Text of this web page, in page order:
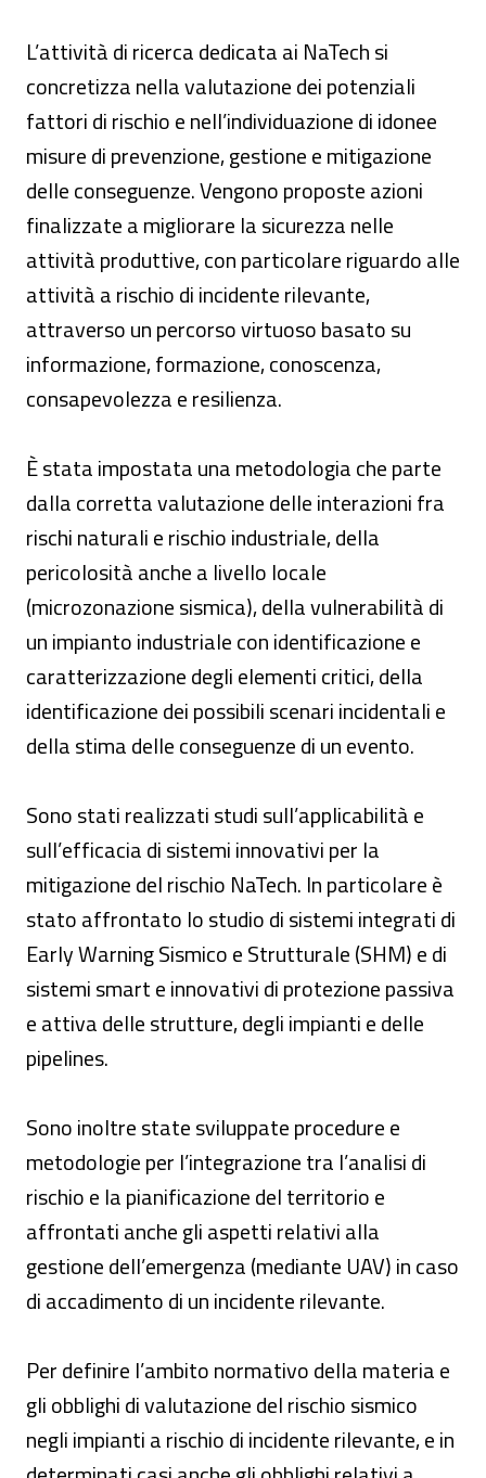
L’attività di ricerca dedicata ai NaTech si
concretizza nella valutazione dei potenziali
fattori di rischio e nell’individuazione di idonee
misure di prevenzione, gestione e mitigazione
delle conseguenze. Vengono proposte azioni
finalizzate a migliorare la sicurezza nelle
attività produttive, con particolare riguardo alle
attività a rischio di incidente rilevante,
attraverso un percorso virtuoso basato su
informazione, formazione, conoscenza,
consapevolezza e resilienza.
È stata impostata una metodologia che parte
dalla corretta valutazione delle interazioni fra
rischi naturali e rischio industriale, della
pericolosità anche a livello locale
(microzonazione sismica), della vulnerabilità di
un impianto industriale con identificazione e
caratterizzazione degli elementi critici, della
identificazione dei possibili scenari incidentali e
della stima delle conseguenze di un evento.
Sono stati realizzati studi sull’applicabilità e
sull’efficacia di sistemi innovativi per la
mitigazione del rischio NaTech. In particolare è
stato affrontato lo studio di sistemi integrati di
Early Warning Sismico e Strutturale (SHM) e di
sistemi smart e innovativi di protezione passiva
e attiva delle strutture, degli impianti e delle
pipelines.
Sono inoltre state sviluppate procedure e
metodologie per l’integrazione tra l’analisi di
rischio e la pianificazione del territorio e
affrontati anche gli aspetti relativi alla
gestione dell’emergenza (mediante UAV) in caso
di accadimento di un incidente rilevante.
Per definire l’ambito normativo della materia e
gli obblighi di valutazione del rischio sismico
negli impianti a rischio di incidente rilevante, e in